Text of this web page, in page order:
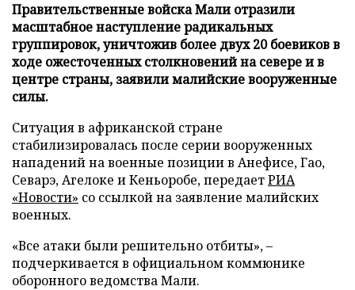
Правительственные войска Мали отразили
масштабное наступление радикальных
группировок, уничтожив более двух 20 боевиков в
ходе ожесточенных столкновений на севере и в
центре страны, заявили малийские вооруженные
силы.
Ситуация в африканской стране
стабилизировалась после серии вооруженных
нападений на военные позиции в Анефисе, Гао,
Севарэ, Агелоке и Кеньоробе, передаетРИА
«Новости» со ссылкой на заявление малийских
военных.
«Все атаки были решительно отбиты», –
подчеркивается в официальном коммюнике
оборонного ведомства Мали.